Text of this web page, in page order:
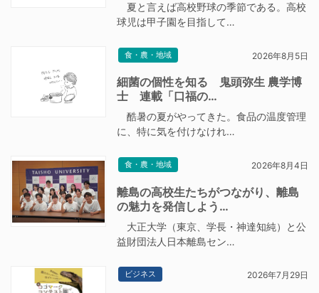
夏と言えば高校野球の季節である。高校
球児は甲子園を目指して…
食・農・地域 2026年8月5日
細菌の個性を知る 鬼頭弥生 農学博
士 連載「口福の…
酷暑の夏がやってきた。食品の温度管理
に、特に気を付けなけれ…
食・農・地域 2026年8月4日
離島の高校生たちがつながり、離島
の魅力を発信しよう…
大正大学（東京、学長・神達知純）と公
益財団法人日本離島セン…
ビジネス 2026年7月29日